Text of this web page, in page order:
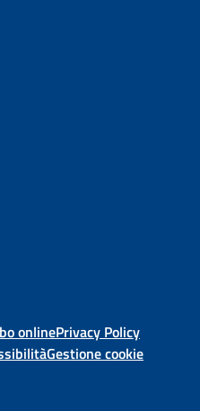
onlinePrivacy Policy
Gestione cookie